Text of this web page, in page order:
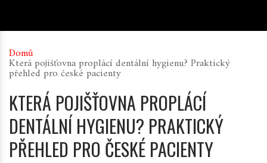
Domů
Která pojišťovna proplácí dentální hygienu? Praktický
přehled pro české pacienty
KTERÁ POJIŠŤOVNA PROPLÁCÍ
DENTÁLNÍ HYGIENU? PRAKTICKÝ
PŘEHLED PRO ČESKÉ PACIENTY